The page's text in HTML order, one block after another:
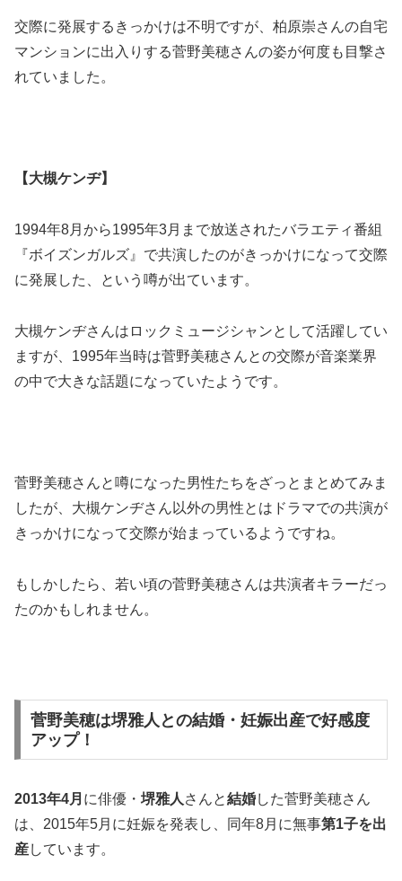
交際に発展するきっかけは不明ですが、柏原崇さんの自宅
マンションに出入りする菅野美穂さんの姿が何度も目撃さ
れていました。
【大槻ケンヂ】
1994年8月から1995年3月まで放送されたバラエティ番組
『ボイズンガルズ』で共演したのがきっかけになって交際
に発展した、という噂が出ています。
大槻ケンヂさんはロックミュージシャンとして活躍してい
ますが、1995年当時は菅野美穂さんとの交際が音楽業界
の中で大きな話題になっていたようです。
菅野美穂さんと噂になった男性たちをざっとまとめてみま
したが、大槻ケンヂさん以外の男性とはドラマでの共演が
きっかけになって交際が始まっているようですね。
もしかしたら、若い頃の菅野美穂さんは共演者キラーだっ
たのかもしれません。
菅野美穂は堺雅人との結婚・妊娠出産で好感度
アップ！
2013年4月 に俳優・ 堺雅人 さんと結婚した菅野美穂さん
は、2015年5月に妊娠を発表し、同年8月に無事第1子を出
産しています。